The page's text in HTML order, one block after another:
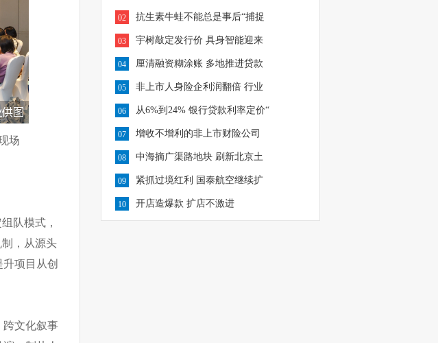
场
队模式，
，从源头
项目从创
跨文化叙事
02 抗生素牛蛙不能总是事后“捕捉
03 宇树敲定发行价 具身智能迎来
04 厘清融资糊涂账 多地推进贷款
05 非上市人身险企利润翻倍 行业
06 从6%到24% 银行贷款利率定价“
07 增收不增利的非上市财险公司
08 中海摘广渠路地块 刷新北京土
09 紧抓过境红利 国泰航空继续扩
10 开店造爆款 扩店不激进